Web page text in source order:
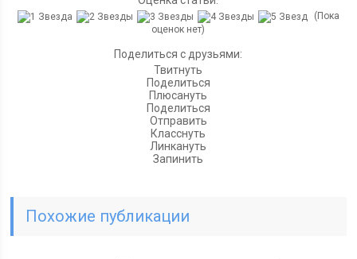
(Пока
оценок нет)
Поделиться с друзьями:
Твитнуть
Поделиться
Плюсануть
Поделиться
Отправить
Класснуть
Линкануть
Запинить
Похожие публикации